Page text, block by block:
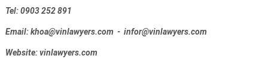
Tel: 0903 252 891
Email: khoa@vinlawyers.com - infor@vinlawyers.com
Website: vinlawyers.com